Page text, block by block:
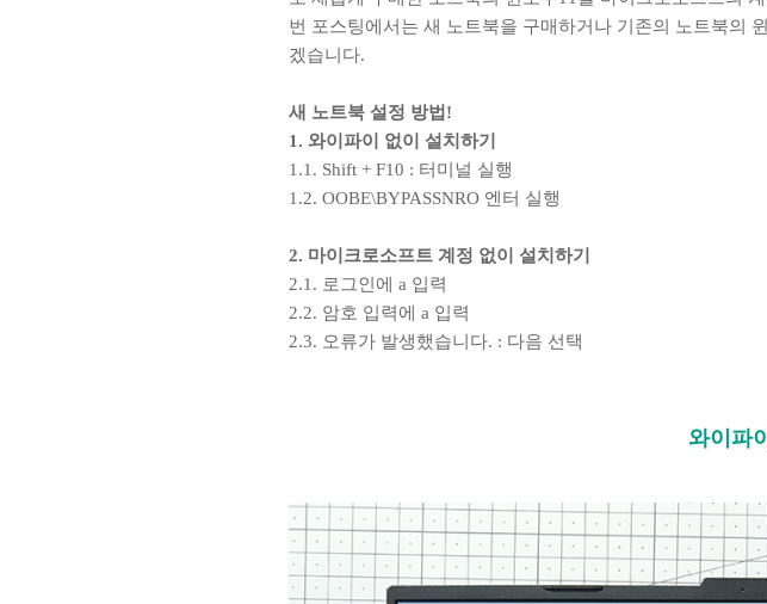
번 포스팅에서는 새 노트북을 구매하거나 기존의 노트북의
겠습니다.
새 노트북 설정 방법!
1. 와이파이 없이 설치하기
1.1. Shift + F10 : 터미널 실행
1.2. OOBE\BYPASSNRO 엔터 실행
2. 마이크로소프트 계정 없이 설치하기
2.1. 로그인에 a 입력
2.2. 암호 입력에 a 입력
2.3. 오류가 발생했습니다. : 다음 선택
와이파